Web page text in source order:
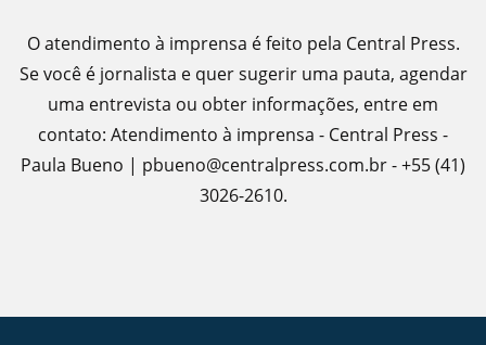
O atendimento à imprensa é feito pela Central Press.
Se você é jornalista e quer sugerir uma pauta, agendar
uma entrevista ou obter informações, entre em
contato: Atendimento à imprensa - Central Press -
Paula Bueno | pbueno@centralpress.com.br - +55 (41)
3026-2610.